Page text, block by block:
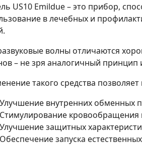
US10 Emildue – это прибор,
в лечебных и
волны отличаются
– не зря аналогичный принцип
такого средства
Улучшение внутренних обменных
Стимулирование кровообращения
Улучшение защитных
Обеспечение запуска